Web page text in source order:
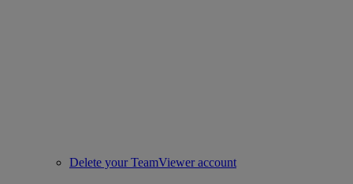
Delete your TeamViewer account